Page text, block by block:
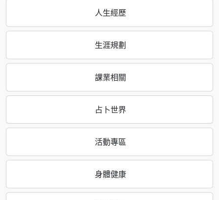
人生經歷
生涯規劃
課業相關
占卜世界
活動專區
身體健康